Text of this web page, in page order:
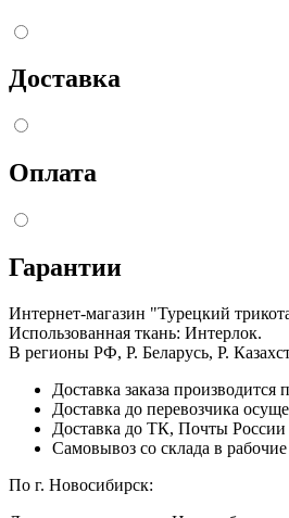
Доставка
Оплата
Гарантии
Интернет-магазин "Турецкий
Использованная ткань: Интерлок.
В регионы РФ, Р. Беларусь, Р.
Доставка заказа производится
Доставка до перевозчика
Доставка до ТК, Почты России
Самовывоз со склада в
По г. Новосибирск: